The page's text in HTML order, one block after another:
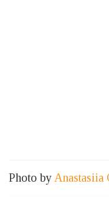
Photo by Anastasiia